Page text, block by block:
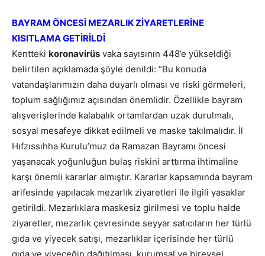
BAYRAM ÖNCESİ MEZARLIK ZİYARETLERİNE
KISITLAMA GETİRİLDİ
Kentteki koronavirüs vaka sayısının 448’e yükseldiği
belirtilen açıklamada şöyle denildi: “Bu konuda
vatandaşlarımızın daha duyarlı olması ve riski görmeleri,
toplum sağlığımız açısından önemlidir. Özellikle bayram
alışverişlerinde kalabalık ortamlardan uzak durulmalı,
sosyal mesafeye dikkat edilmeli ve maske takılmalıdır. İl
Hıfzıssıhha Kurulu’muz da Ramazan Bayramı öncesi
yaşanacak yoğunluğun bulaş riskini arttırma ihtimaline
karşı önemli kararlar almıştır. Kararlar kapsamında bayram
arifesinde yapılacak mezarlık ziyaretleri ile ilgili yasaklar
getirildi. Mezarlıklara maskesiz girilmesi ve toplu halde
ziyaretler, mezarlık çevresinde seyyar satıcıların her türlü
gıda ve yiyecek satışı, mezarlıklar içerisinde her türlü